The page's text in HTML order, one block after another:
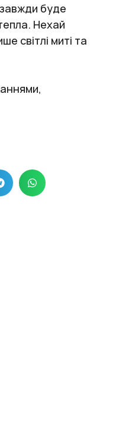
буде
Нехай
світлі миті та